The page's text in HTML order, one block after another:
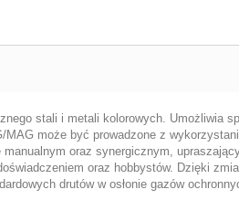
stali i metali kolorowych. Umożliwia
może być prowadzone z
oraz synergicznym,
oraz hobbystów. Dzięki
drutów w osłonie gazów